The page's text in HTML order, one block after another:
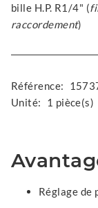
bille H.P. R1/4" (
raccordement)
Référence:
Unité:
1 pièce(s)
Réglage de